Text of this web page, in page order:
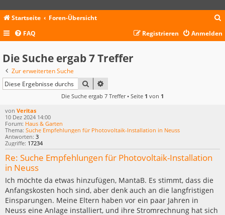
Startseite Foren-Übersicht
c
FAQ Anmelden
Registrieren
Die Suche ergab 7 Treffer
Zur erweiterten Suche
SUCHE
Die Suche ergab 7 Treffer • Seite 1 von 1
von Veritas
10 Dez 2024 14:00
Forum: Haus & Garten
Thema: Suche Empfehlungen für Photovoltaik-Installation in Neuss
Antworten: 3
Zugriffe: 17234
Re: Suche Empfehlungen für Photovoltaik-Installation
in Neuss
Ich möchte da etwas hinzufügen, MantaB. Es stimmt, dass die
Anfangskosten hoch sind, aber denk auch an die langfristigen
Einsparungen. Meine Eltern haben vor ein paar Jahren in
Neuss eine Anlage installiert, und ihre Stromrechnung hat sich